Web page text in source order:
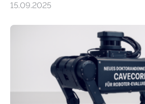
Lösungsweg ist inspiriert vom
stellt die heutige Computertechnik
Herausforderungen. Herkömmliche
Prozessoren stoßen an ihre
viel Energie, die Speicher- und
sind voneinander getrennt und die
bremst komplexe Anwendungen
15.09.2025